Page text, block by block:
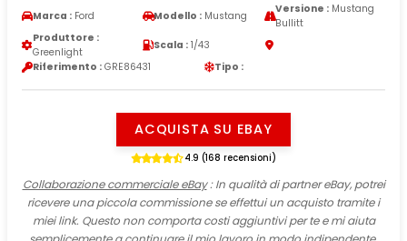
Marca : Ford Modello : Mustang
Versione :Mustang
Bullitt
Produttore :
Greenlight
Scala : 1/43
Riferimento : GRE86431 Tipo :
ACQUISTA SU EBAY
4.9 (168 recensioni)
Collaborazione commerciale eBay: In qualità di partner eBay, potrei
ricevere una piccola commissione se effettui un acquisto tramite i
miei link. Questo non comporta costi aggiuntivi per te e mi aiuta